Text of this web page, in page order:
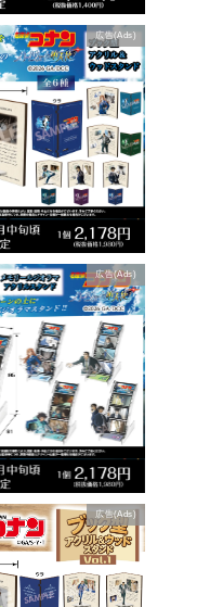
広告(Ads)
広告(Ads)
広告(Ads)